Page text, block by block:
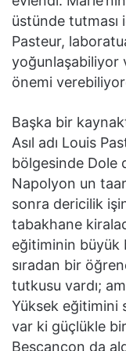
üstünde tutması
Pasteur,
yoğunlaşabiliyor
önemi
Başka bir
Asıl adı Louis
bölgesinde Dole
Napolyon un
sonra dericilik
tabakhane
eğitiminin büyük
sıradan bir
tutkusu vardı;
Yüksek eğitimini
var ki güçlükle
Bescançon da